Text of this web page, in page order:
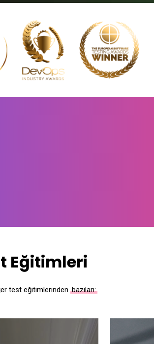
Eğitimleri
test eğitimlerinden bazıları: